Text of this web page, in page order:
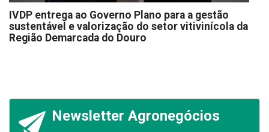
IVDP entrega ao Governo Plano para a gestão
sustentável e valorização do setor vitivinícola da
Região Demarcada do Douro
Newsletter Agronegócios